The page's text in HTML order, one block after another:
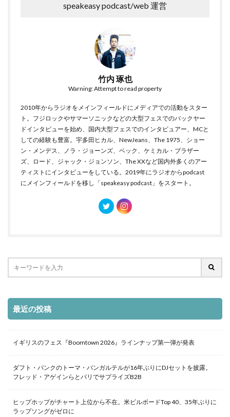
speakeasy podcast/web 運営
竹内 琢也
Warning: Attempt to read property
2010年からラジオをメインフィールドにメディアでの活動をスター
ト。フジロックやサマーソニックなどの大型フェスでのバックヤー
ドインタビューを始め、国内大型フェスでのインタビュアー、MCと
しての経験も豊富。宇多田ヒカル、NewJeans、The 1975、ショー
ン・メンデス、ノラ・ジョーンズ、ベック、ケミカル・ブラザー
ズ、ロード、ジャック・ジョンソン、The XXなど国内外多くのアー
ティストにインタビューをしている。2019年にラジオからpodcast
にメインフィールドを移し「speakeasy podcast」をスタート。
最近の投稿
イギリスのフェス『Boomtown 2026』ラインナップ第一弾が発表
ダフト・パンクのトーマ・バンガルテルが16年ぶりにDJセットを披露。
フレッド・アゲインらとパリでサプライズB2B
ヒップホップがチャート上位から不在。米ビルボードTop 40、35年ぶりに
ラップソングがゼロに